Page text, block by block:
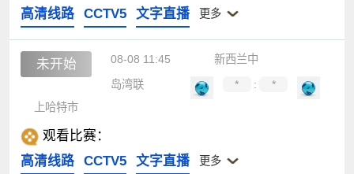
高清线路
CCTV5 文字直播 更多
未开始 08-08 11:45
新西兰中
岛湾联
* :
*
上哈特市
观看比赛：
高清线路
CCTV5 文字直播 更多